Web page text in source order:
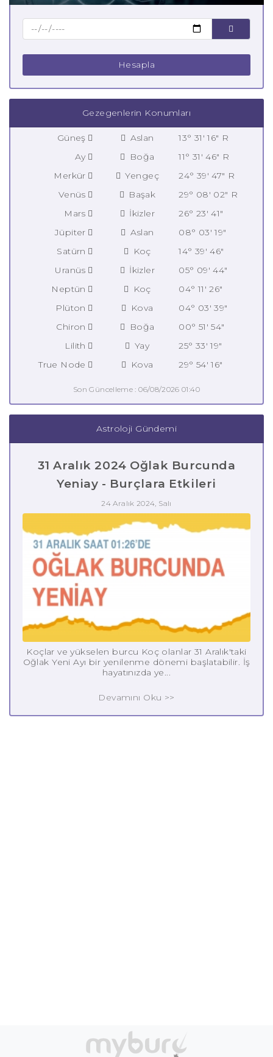
Hesapla
Gezegenlerin Konumları
Güneş Aslan
13° 31' 16" R
Ay
Boğa
11° 31' 46" R
Merkür
Yengeç
24° 39' 47" R
Venüs
Başak
29° 08' 02" R
Mars
İkizler
26° 23' 41"
Jüpiter
Aslan
08° 03' 19"
Satürn
Koç
14° 39' 46"
Uranüs
İkizler
05° 09' 44"
Neptün
Koç
04° 11' 26"
Plüton
Kova
04° 03' 39"
Chiron
Boğa
00° 51' 54"
Lilith
Yay
25° 33' 19"
True Node
Kova 29° 54' 16"
Son Güncelleme : 06/08/2026 01:40
Astroloji Gündemi
31 Aralık 2024 Oğlak Burcunda
Yeniay - Burçlara Etkileri
24 Aralık 2024, Salı
Koçlar ve yükselen burcu Koç olanlar 31 Aralık'taki
Oğlak Yeni Ayı bir yenilenme dönemi başlatabilir. İş
hayatınızda ye...
Devamını Oku >>